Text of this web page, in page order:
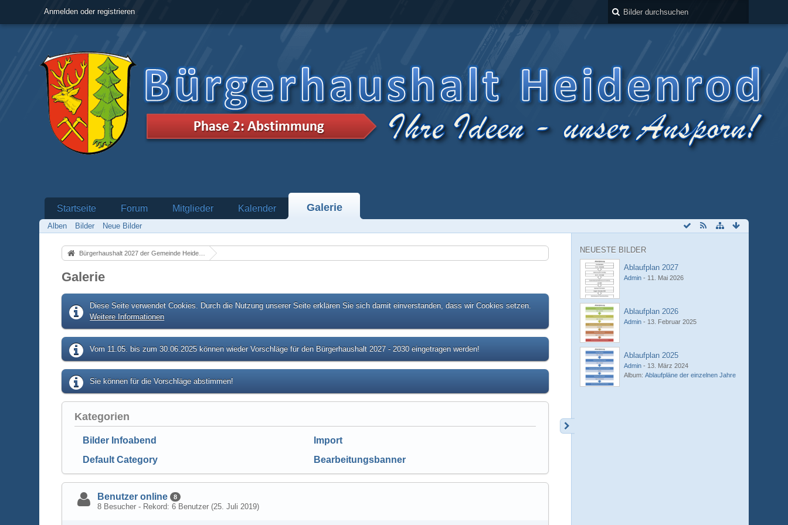
Anmelden oder registrieren
Startseite Forum Mitglieder Kalender Galerie
Alben Bilder Neue Bilder
Bürgerhaushalt 2027 der Gemeinde Heidenrod
Galerie
Diese Seite verwendet Cookies. Durch die Nutzung unserer Seite erklären Sie sich damit einverstanden, dass wir Cookies setzen.
Weitere Informationen
Vom 11.05. bis zum 30.06.2025 können wieder Vorschläge für den Bürgerhaushalt 2027 - 2030 eingetragen werden!
Sie können für die Vorschläge abstimmen!
Kategorien
Bilder Infoabend
Import
Default Category
Bearbeitungsbanner
Benutzer online 8
8 Besucher - Rekord: 6 Benutzer (25. Juli 2019)
NEUESTE BILDER
Ablaufplan 2027
Admin - 11. Mai 2026
Ablaufplan 2026
Admin - 13. Februar 2025
Ablaufplan 2025
Admin - 13. März 2024
Album:Ablaufpläne der einzelnen Jahre